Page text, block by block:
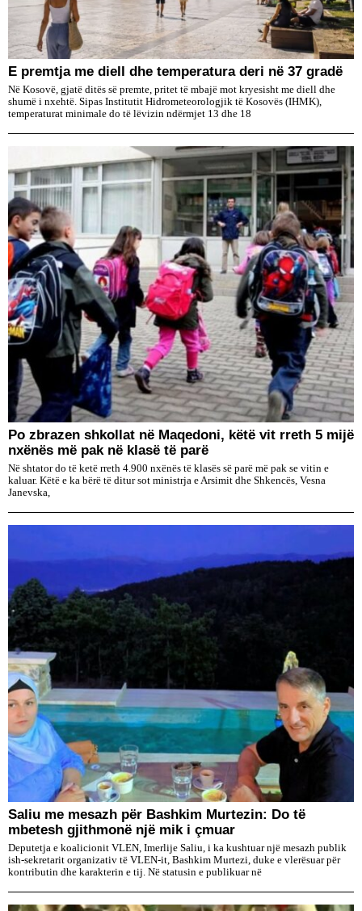
E premtja me diell dhe temperatura deri në 37 gradë
Në Kosovë, gjatë ditës së premte, pritet të mbajë mot kryesisht me diell dhe
shumë i nxehtë. Sipas Institutit Hidrometeorologjik të Kosovës (IHMK),
temperaturat minimale do të lëvizin ndërmjet 13 dhe 18
Po zbrazen shkollat në Maqedoni, këtë vit rreth 5 mijë
nxënës më pak në klasë të parë
Në shtator do të ketë rreth 4.900 nxënës të klasës së parë më pak se vitin e
kaluar. Këtë e ka bërë të ditur sot ministrja e Arsimit dhe Shkencës, Vesna
Janevska,
Saliu me mesazh për Bashkim Murtezin: Do të
mbetesh gjithmonë një mik i çmuar
Deputetja e koalicionit VLEN, Imerlije Saliu, i ka kushtuar një mesazh publik
ish-sekretarit organizativ të VLEN-it, Bashkim Murtezi, duke e vlerësuar për
kontributin dhe karakterin e tij. Në statusin e publikuar në